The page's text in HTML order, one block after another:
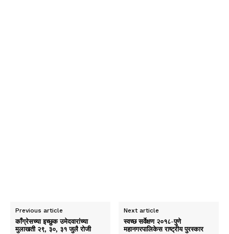
Previous article
काँग्रेसच्या इच्छुक उमेदवारांच्या
मुलाखती २९, ३०, ३१ जुलै रोजी
Next article
स्वच्छ सर्वेक्षण २०१८-पुणे
महानगरपालिकेस राष्ट्रीय पुरस्कार